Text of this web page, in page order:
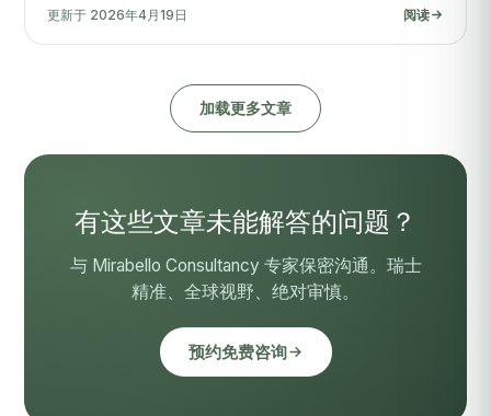
更新于 2026年4月19日 阅读
加载更多文章
有这些文章未能解答的问题？
与 Mirabello Consultancy 专家保密沟通。瑞士
精准、全球视野、绝对审慎。
预约免费咨询